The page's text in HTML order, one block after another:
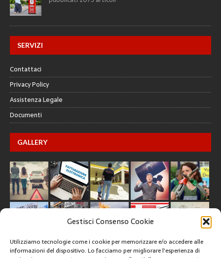
Gestisci Consenso Cookie
Utilizziamo tecnologie come i cookie per memorizzare e/o accedere alle
informazioni del dispositivo. Lo facciamo per migliorare l'esperienza di
SERVIZI
Contattaci
Privacy Policy
Assistenza Legale
Documenti
GALLERY